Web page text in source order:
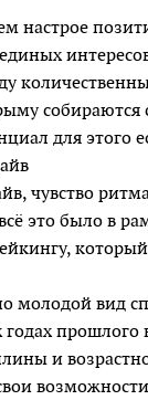
настрое
собираются
для этого
чувство
это было в
молодой вид
прошлого
и